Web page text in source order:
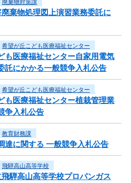
廃棄物対策課
棄物処理図上演習業務委託に
希望が丘こども医療福祉センター
も医療福祉センター自家用電気
託にかかる一般競争入札公告
希望が丘こども医療福祉センター
も医療福祉センター植栽管理業
争入札公告
教育財務課
達に関する 一般競争入札公告
飛騨高山高等学校
騨高山高等学校プロパンガス